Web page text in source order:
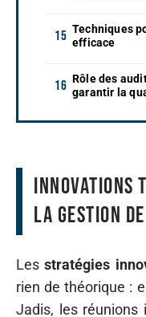
Techniques
efficace
Rôle des
garantir la
Innovations
la gestion
Lesstratégies
rien de théorique :
Jadis, les réunions